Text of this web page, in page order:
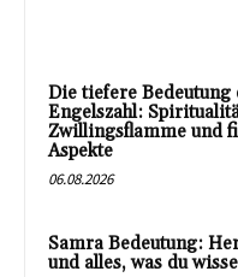
Die tiefere Bedeutung
Engelszahl:
Zwillingsflamme und
Aspekte
06.08.2026
Samra Bedeutung:
und alles, was du